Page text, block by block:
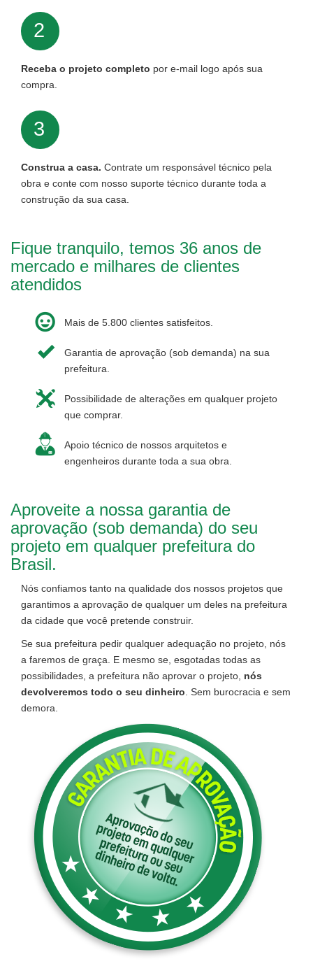
2
Receba o projeto completo por e-mail logo após sua
compra.
3
Construa a casa. Contrate um responsável técnico pela
obra e conte com nosso suporte técnico durante toda a
construção da sua casa.
Fique tranquilo, temos 36 anos de
mercado e milhares de clientes
atendidos
Mais de 5.800 clientes satisfeitos.
Garantia de aprovação (sob demanda) na sua
prefeitura.
Possibilidade de alterações em qualquer projeto
que comprar.
Apoio técnico de nossos arquitetos e
engenheiros durante toda a sua obra.
Aproveite a nossa garantia de
aprovação (sob demanda) do seu
projeto em qualquer prefeitura do
Brasil.
Nós confiamos tanto na qualidade dos nossos projetos que
garantimos a aprovação de qualquer um deles na prefeitura
da cidade que você pretende construir.
Se sua prefeitura pedir qualquer adequação no projeto, nós
a faremos de graça. E mesmo se, esgotadas todas as
possibilidades, a prefeitura não aprovar o projeto, nós
devolveremos todo o seu dinheiro . Sem burocracia e sem
demora.